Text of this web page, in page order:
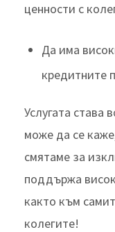
ценности с
Да има
кредитните
Услугата става
може да се
смятаме за
поддържа
както към
колегите!